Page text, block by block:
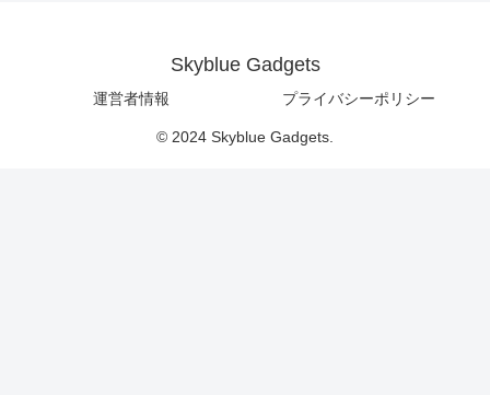
Skyblue Gadgets
運営者情報 プライバシーポリシー
© 2024 Skyblue Gadgets.